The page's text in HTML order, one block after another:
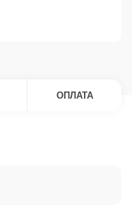
ОПЛАТА